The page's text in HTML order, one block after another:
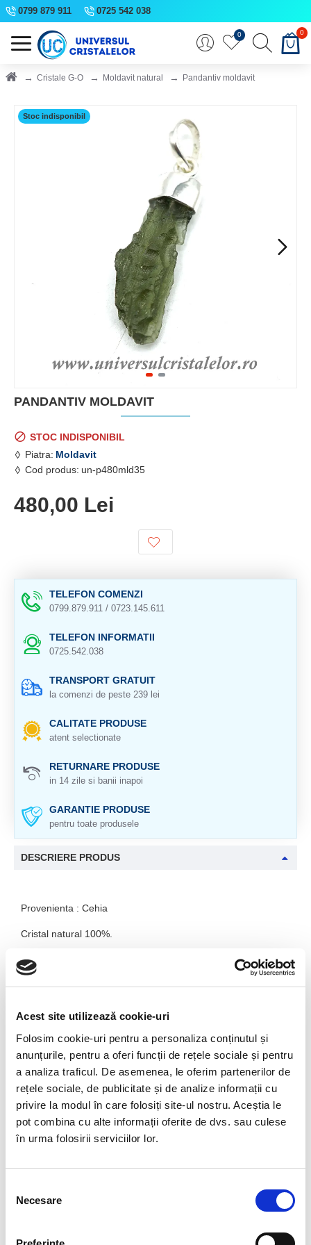
Acest site utilizează cookie-uri
Folosim cookie-uri pentru a personaliza conținutul și
anunțurile, pentru a oferi funcții de rețele sociale și pentru
a analiza traficul. De asemenea, le oferim partenerilor de
rețele sociale, de publicitate și de analize informații cu
privire la modul în care folosiți site-ul nostru. Aceștia le
pot combina cu alte informații oferite de dvs. sau culese
în urma folosirii serviciilor lor.
consimțământului
Necesare
0799 879 911 0725 542 038
0 0
Cristale G-O Moldavit natural Pandantiv moldavit
Stoc indisponibil
PANDANTIV MOLDAVIT
STOC INDISPONIBIL
Piatra: Moldavit
Cod produs: un-p480mld35
480,00 Lei
TELEFON COMENZI
0799.879.911 / 0723.145.611
TELEFON INFORMATII
0725.542.038
TRANSPORT GRATUIT
la comenzi de peste 239 lei
CALITATE PRODUSE
atent selectionate
RETURNARE PRODUSE
in 14 zile si banii inapoi
GARANTIE PRODUSE
pentru toate produsele
DESCRIERE PRODUS
Provenienta : Cehia
Cristal natural 100%.
Greutata : 2.2 g
Ctistal unicat. Veti primi produsul din imagine.
Pozele sunt realizate cu aparat profesional sub lumina alba.
Culoare poate diferi usor in functie de rezolutia
mobilului/tabletei/laptopului dumneavoastra.
NUMELE :ORIGINEA NUMELUI VINE DE LA
VALEA RAULUI MOLDAU DIN CEHIA
COMPOZITIE CHIMICA : STICLA NATURALA
DE SILICATI ( 75 % ) + AL, FE, CA, NA, K, MG,
TI, MN
TRANSPARENT LA OPAC